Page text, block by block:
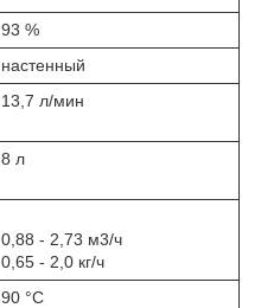
93 %
настенный
13,7 л/мин
8 л
0,88 - 2,73 м3/ч
0,65 - 2,0 кг/ч
90 °С